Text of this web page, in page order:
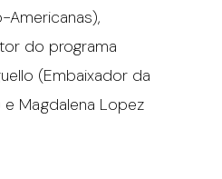
Americanas),
do programa
(Embaixador da
Magdalena Lopez